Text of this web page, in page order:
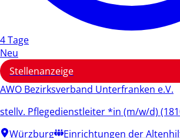
4 Tage
Neu
Stellenanzeige
AWO Bezirksverband Unterfranken e.V.
stellv. Pflegedienstleiter *in (m/w/d)
Würzburg
Einrichtungen der